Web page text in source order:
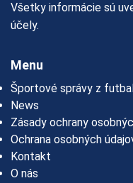
Všetky informácie sú
účely.
Menu
Športové správy z
News
Zásady ochrany
Ochrana osobných
Kontakt
O nás